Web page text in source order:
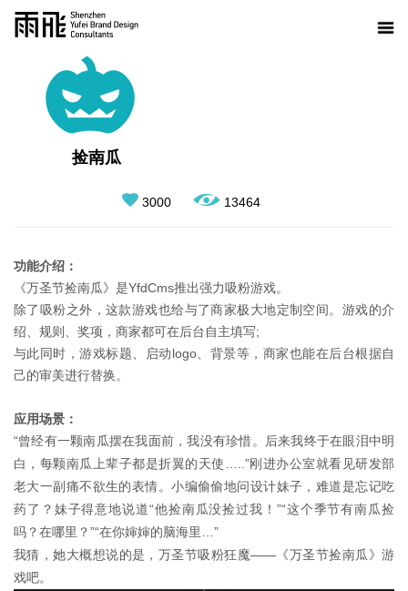
捡南瓜
3000 13464
功能介绍：
《万圣节捡南瓜》是YfdCms推出强力吸粉游戏。
除了吸粉之外，这款游戏也给与了商家极大地定制空间。游戏的介
绍、规则、奖项，商家都可在后台自主填写;
与此同时，游戏标题、启动logo、背景等，商家也能在后台根据自
己的审美进行替换。
应用场景：
“曾经有一颗南瓜摆在我面前，我没有珍惜。后来我终于在眼泪中明
白，每颗南瓜上辈子都是折翼的天使…..”刚进办公室就看见研发部
老大一副痛不欲生的表情。小编偷偷地问设计妹子，难道是忘记吃
药了？妹子得意地说道“他捡南瓜没捡过我！”“这个季节有南瓜捡
吗？在哪里？”“在你婶婶的脑海里…”
我猜，她大概想说的是，万圣节吸粉狂魔——《万圣节捡南瓜》游
戏吧。